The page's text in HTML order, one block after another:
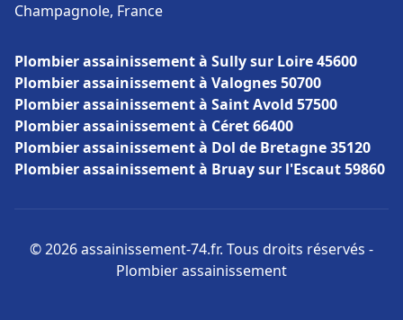
Champagnole, France
Plombier assainissement à Sully sur Loire 45600
Plombier assainissement à Valognes 50700
Plombier assainissement à Saint Avold 57500
Plombier assainissement à Céret 66400
Plombier assainissement à Dol de Bretagne 35120
Plombier assainissement à Bruay sur l'Escaut 59860
© 2026 assainissement-74.fr. Tous droits réservés -
Plombier assainissement